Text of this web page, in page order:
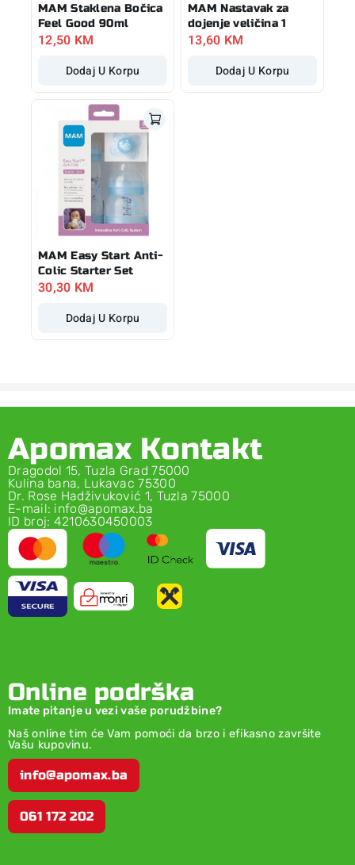
MAM Staklena Bočica
Feel Good 90ml
12,50 KM
Dodaj U Korpu
MAM Nastavak za
dojenje veličina 1
13,60 KM
Dodaj U Korpu
MAM Easy Start Anti-
Colic Starter Set
30,30 KM
Dodaj U Korpu
Apomax Kontakt
Dragodol 15, Tuzla Grad 75000
Kulina bana, Lukavac 75300
Dr. Rose Hadživuković 1, Tuzla 75000
E-mail: info@apomax.ba
ID broj: 4210630450003
Online podrška
Imate pitanje u vezi vaše porudžbine?
Naš online tim će Vam pomoći da brzo i efikasno završite
Vašu kupovinu.
info@apomax.ba
061 172 202